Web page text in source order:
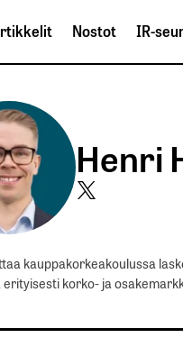
Nostot IR-
Henri
kauppakorkeakoulussa
erityisesti korko- ja